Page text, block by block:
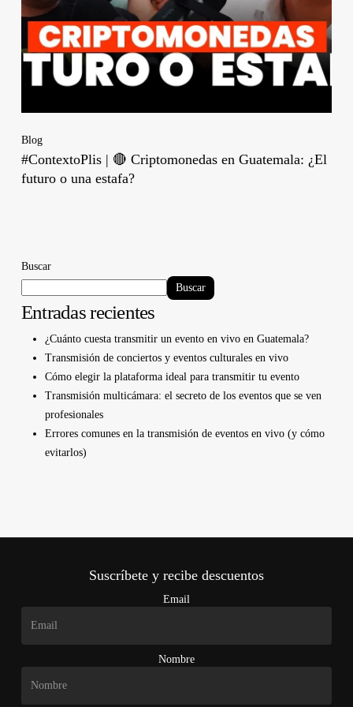
Blog
#ContextoPlis | 🔴 Criptomonedas en Guatemala: ¿El
futuro o una estafa?
Buscar
Buscar
Entradas recientes
¿Cuánto cuesta transmitir un evento en vivo en Guatemala?
Transmisión de conciertos y eventos culturales en vivo
Cómo elegir la plataforma ideal para transmitir tu evento
Transmisión multicámara: el secreto de los eventos que se ven
profesionales
Errores comunes en la transmisión de eventos en vivo (y cómo
evitarlos)
Suscríbete y recibe descuentos
Email
Nombre